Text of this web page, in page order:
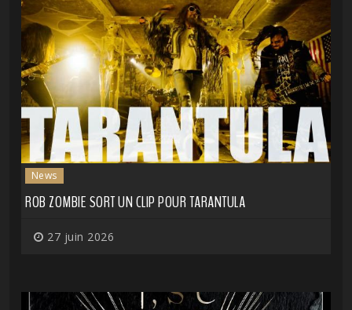
News
ROB ZOMBIE SORT UN CLIP POUR TARANTULA
27 juin 2026